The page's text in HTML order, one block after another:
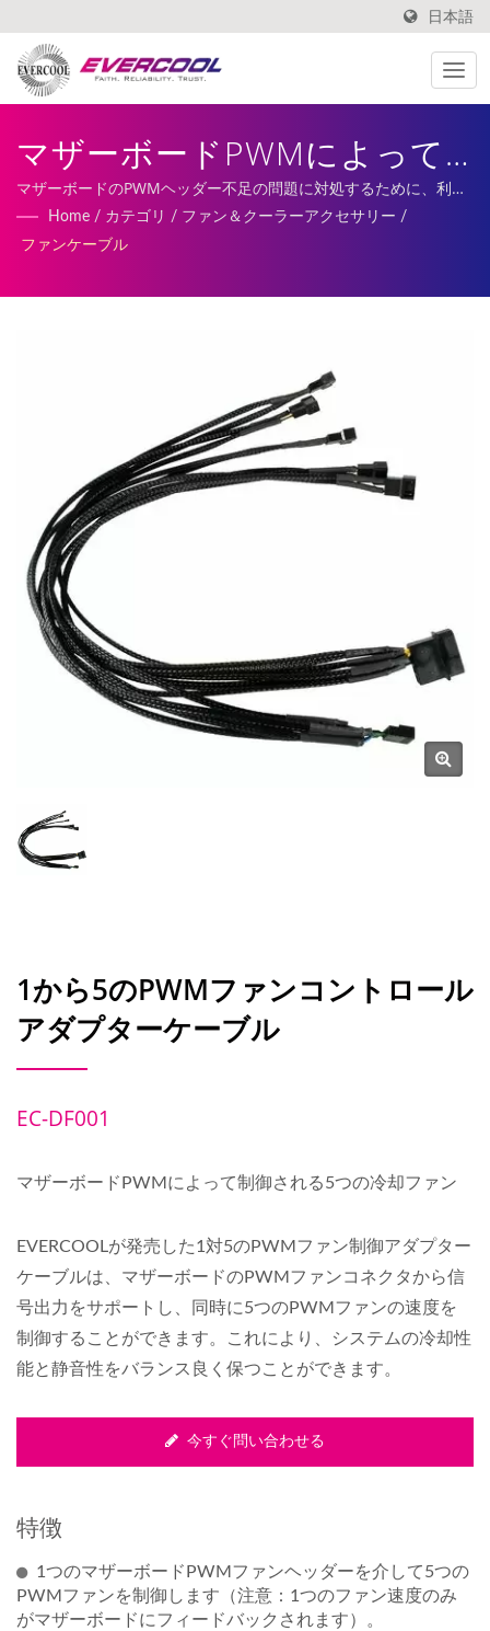
日本語
マザーボードPWMによって
制御される5つの冷却ファン
| アルミ押出冷却器メーカー
マザーボードのPWMヘッダー不足の問題に対処するために、利用
可能なPWMファンヘッダーの数を増やします。私たちのサービス
には、カスタマイズされたDCファン、ヒートシンクの製造と製造
Home / カテゴリ / ファン＆クーラーアクセサリー /
ファンケーブル
1から5のPWMファンコントロール
アダプターケーブル
EC-DF001
マザーボードPWMによって制御される5つの冷却ファン
EVERCOOLが発売した1対5のPWMファン制御アダプター
ケーブルは、マザーボードのPWMファンコネクタから信
号出力をサポートし、同時に5つのPWMファンの速度を
制御することができます。これにより、システムの冷却性
能と静音性をバランス良く保つことができます。
今すぐ問い合わせる
特徴
1つのマザーボードPWMファンヘッダーを介して5つの
PWMファンを制御します（注意：1つのファン速度のみ
がマザーボードにフィードバックされます）。